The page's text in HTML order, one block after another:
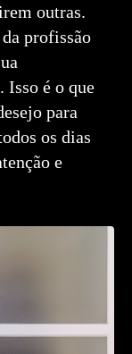
outras.
profissão
Isso é o que
para
os dias
e